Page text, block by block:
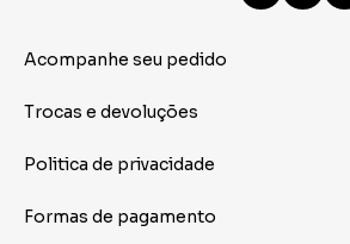
Acompanhe seu pedido
Trocas e devoluções
Politica de privacidade
Formas de pagamento